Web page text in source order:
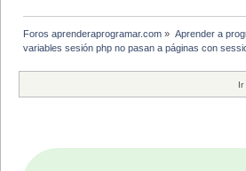
Foros aprenderaprogramar.com » Aprender a
variables sesión php no pasan a páginas con
Ir